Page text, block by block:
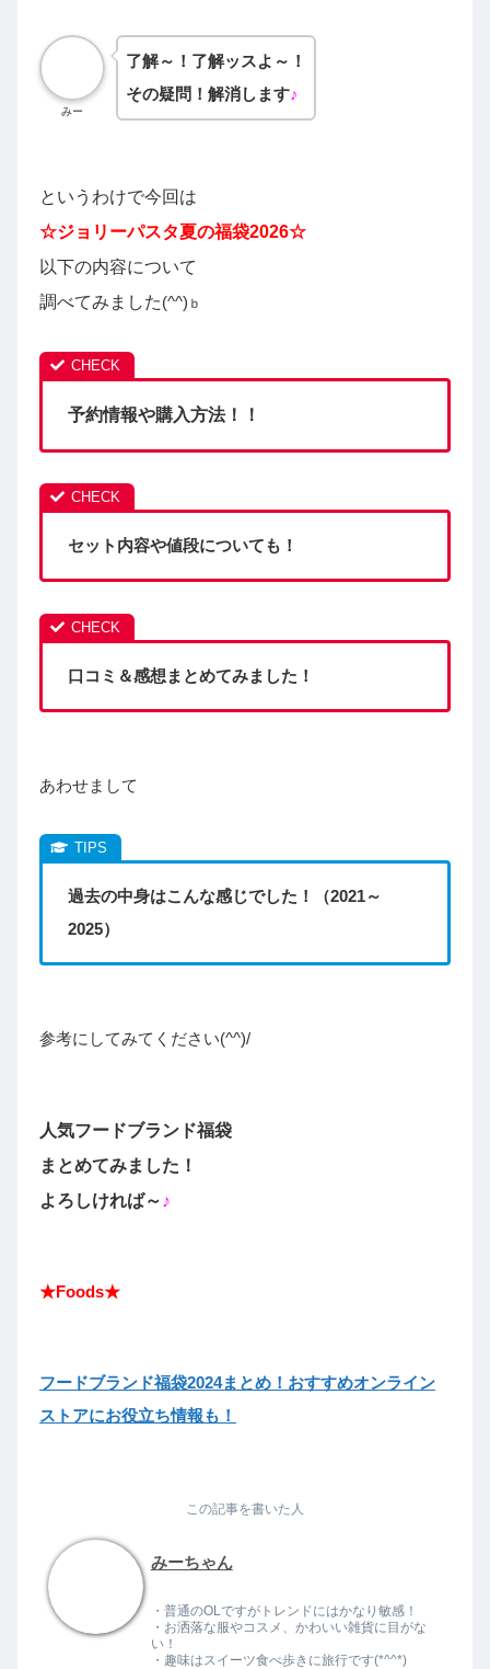
みー
了解～！了解ッスよ～！
その疑問！解消します♪
というわけで今回は
☆ジョリーパスタ夏の福袋2026☆
以下の内容について
調べてみました(^^) ｂ
予約情報や購入方法！！
セット内容や値段についても！
口コミ＆感想まとめてみました！
あわせまして
過去の中身はこんな感じでした！（2021～
2025）
参考にしてみてください(^^)/
人気フードブランド福袋
まとめてみました！
よろしければ～♪
★Foods★
フードブランド福袋2024まとめ！おすすめオンライン
ストアにお役立ち情報も！
この記事を書いた人
みーちゃん
・普通のOLですがトレンドにはかなり敏感！
・お洒落な服やコスメ、かわいい雑貨に目がな
い！
・趣味はスイーツ食べ歩きに旅行です(*^^*)